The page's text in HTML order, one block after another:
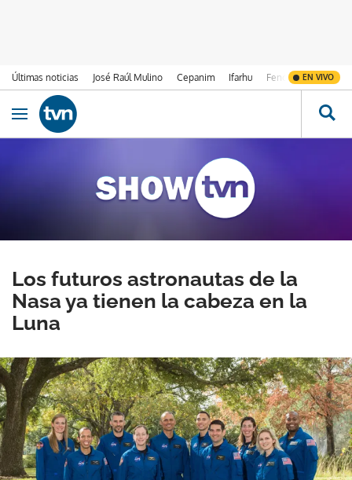
Últimas noticias José Raúl Mulino Cepanim Ifarhu Fenómeno de El
EN VIVO
Ir al contenido
Obrir navegació
Los futuros astronautas de la
Nasa ya tienen la cabeza en la
Luna